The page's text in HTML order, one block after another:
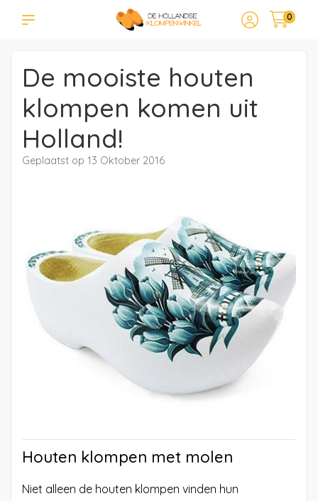
0
De mooiste houten
klompen komen uit
Holland!
Geplaatst op 13 Oktober 2016
Houten klompen met molen
Niet alleen de houten klompen vinden hun